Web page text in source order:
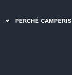
PERCHÉ CAMPERIS